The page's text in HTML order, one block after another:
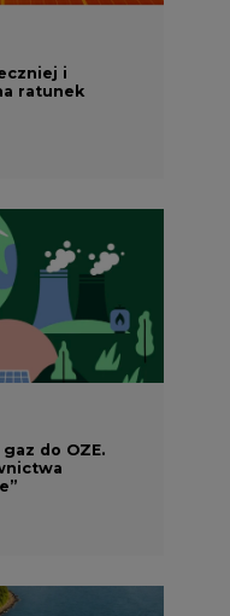
i
ratunek
do OZE.